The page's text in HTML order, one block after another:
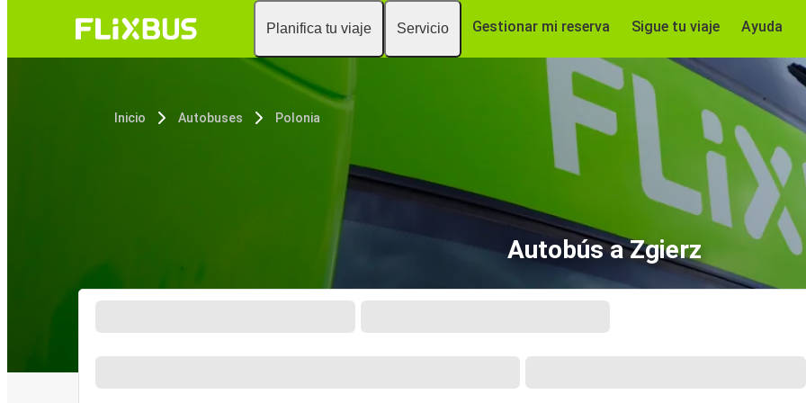
Planifica tu viaje Servicio Gestionar mi reserva Sigue tu viaje Ayuda
Inicio Autobuses Polonia
Autobús a Zgierz